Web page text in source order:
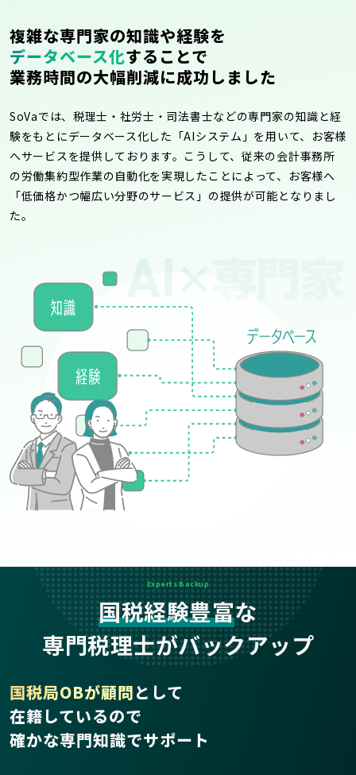
複雑な専門家の知識や経験を
データベース化することで
業務時間の大幅削減に成功しました
SoVaでは、税理士・社労士・司法書士などの専門家の知識と経
験をもとにデータベース化した「AIシステム」を用いて、お客様
へサービスを提供しております。こうして、従来の会計事務所
の労働集約型作業の自動化を実現したことによって、お客様へ
「低価格かつ幅広い分野のサービス」の提供が可能となりまし
た。
Experts Backup
国税経験豊富な
専門税理士がバックアップ
国税局OBが顧問として
在籍しているので
確かな専門知識でサポート